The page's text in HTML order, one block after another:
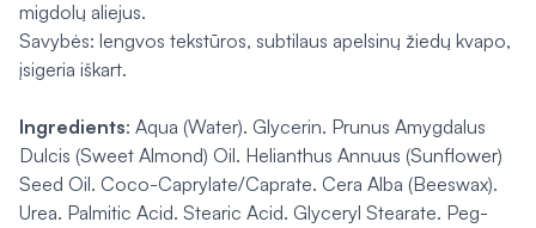
migdolų aliejus.
Savybės: lengvos tekstūros, subtilaus apelsinų žiedų kvapo,
įsigeria iškart.
Ingredients: Aqua (Water). Glycerin. Prunus Amygdalus
Dulcis (Sweet Almond) Oil. Helianthus Annuus (Sunflower)
Seed Oil. Coco-Caprylate/Caprate. Cera Alba (Beeswax).
Urea. Palmitic Acid. Stearic Acid. Glyceryl Stearate. Peg-